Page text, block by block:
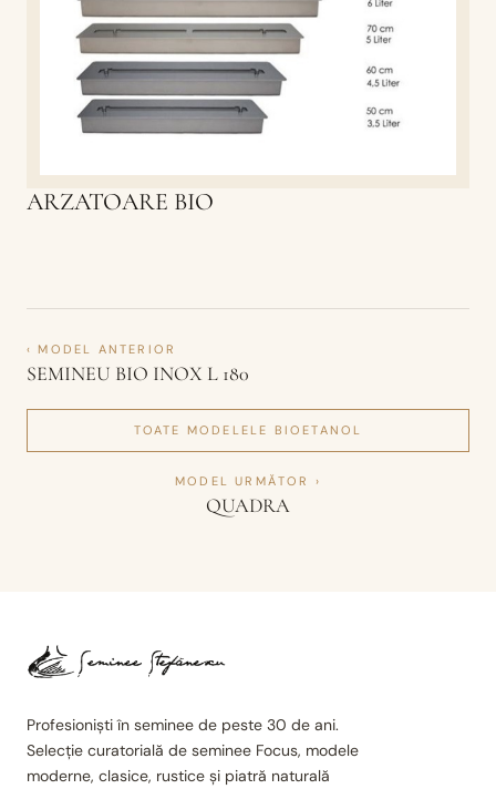
ARZATOARE BIO
‹ MODEL ANTERIOR
SEMINEU BIO INOX L 180
TOATE MODELELE BIOETANOL
MODEL URMĂTOR ›
QUADRA
Profesioniști în seminee de peste 30 de ani.
Selecție curatorială de seminee Focus, modele
moderne, clasice, rustice și piatră naturală